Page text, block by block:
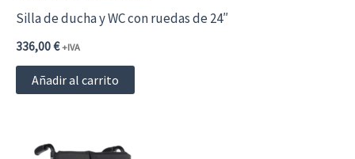
Silla de ducha y WC con ruedas de 24″
336,00€ +IVA
Añadir al carrito